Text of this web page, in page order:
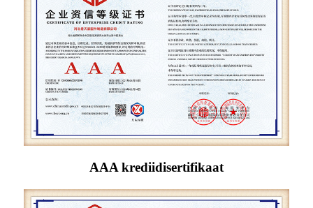
AAA krediidisertifikaat